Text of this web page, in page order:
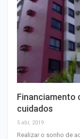
Financiamento
cuidados
5 abr, 2019
Realizar o sonho de